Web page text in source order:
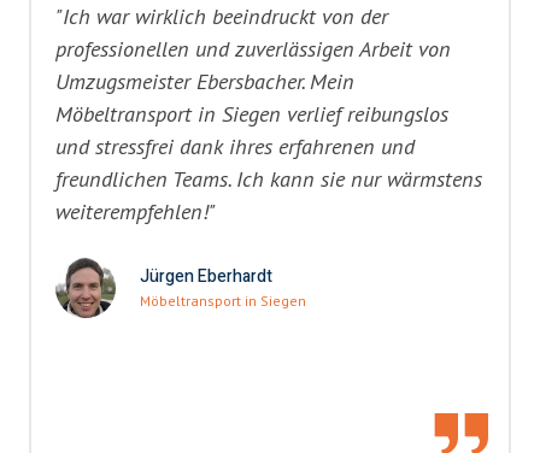
"Ich war wirklich beeindruckt von der
professionellen und zuverlässigen Arbeit von
Umzugsmeister Ebersbacher. Mein
Möbeltransport in Siegen verlief reibungslos
und stressfrei dank ihres erfahrenen und
freundlichen Teams. Ich kann sie nur wärmstens
weiterempfehlen!"
Jürgen Eberhardt
Möbeltransport in Siegen